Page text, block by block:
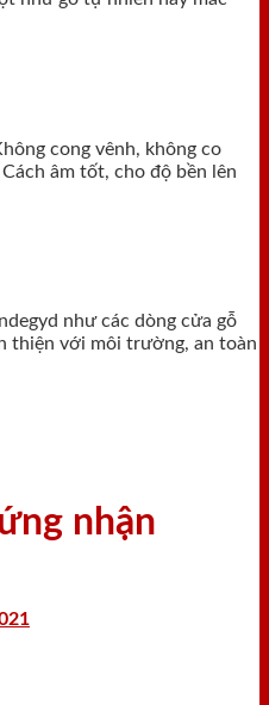
cong vênh, không co
âm tốt, cho độ bền lên
như các dòng cửa gỗ
thiện với môi trường, an toàn
nhận